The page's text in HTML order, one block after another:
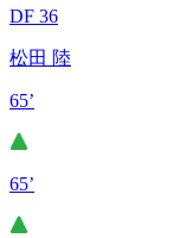
DF 36
松田 陸
65’
65’